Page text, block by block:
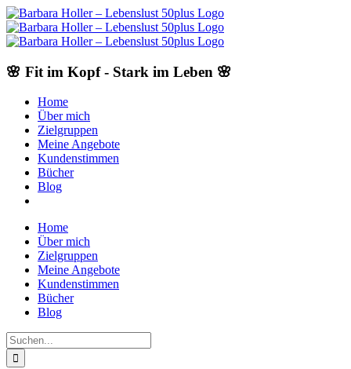
Skip
to
content
🌸 Fit im Kopf - Stark im Leben 🌸
Home
Über mich
Zielgruppen
Meine Angebote
Kundenstimmen
Bücher
Blog
Home
Über mich
Zielgruppen
Meine Angebote
Kundenstimmen
Bücher
Blog
Suche
nach: